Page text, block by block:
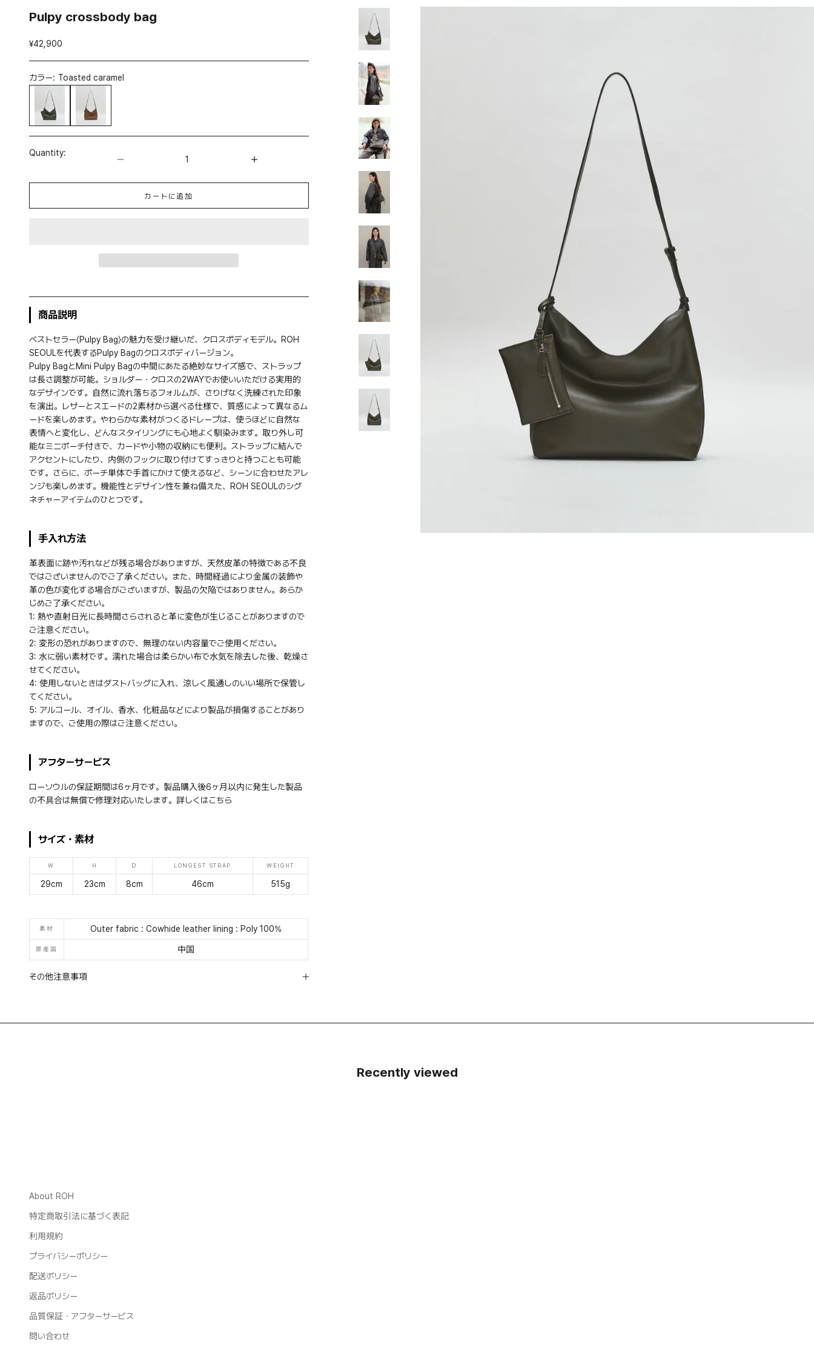
Pulpy crossbody bag
セール価格
¥42,900
カラー: Toasted caramel
Loden greenToasted caramel
Quantity:
カートに追加
商品説明
ベストセラー〈Pulpy Bag〉の魅力を受け継いだ、クロスボディモデル。ROH
SEOULを代表するPulpy Bagのクロスボディバージョン。
Pulpy BagとMini Pulpy Bagの中間にあたる絶妙なサイズ感で、ストラップ
は長さ調整が可能。ショルダー・クロスの2WAYでお使いいただける実用的
なデザインです。自然に流れ落ちるフォルムが、さりげなく洗練された印象
を演出。レザーとスエードの2素材から選べる仕様で、質感によって異なるム
ードを楽しめます。やわらかな素材がつくるドレープは、使うほどに自然な
表情へと変化し、どんなスタイリングにも心地よく馴染みます。取り外し可
能なミニポーチ付きで、カードや小物の収納にも便利。ストラップに結んで
アクセントにしたり、内側のフックに取り付けてすっきりと持つことも可能
です。さらに、ポーチ単体で手首にかけて使えるなど、シーンに合わせたアレ
ンジも楽しめます。機能性とデザイン性を兼ね備えた、ROH SEOULのシグ
ネチャーアイテムのひとつです。
手入れ方法
革表面に跡や汚れなどが残る場合がありますが、天然皮革の特徴である不良
ではございませんのでご了承ください。また、時間経過により金属の装飾や
革の色が変化する場合がございますが、製品の欠陥ではありません。あらか
じめご了承ください。
1: 熱や直射日光に長時間さらされると革に変色が生じることがありますので
ご注意ください。
2: 変形の恐れがありますので、無理のない内容量でご使用ください。
3: 水に弱い素材です。濡れた場合は柔らかい布で水気を除去した後、乾燥さ
せてください。
4: 使用しないときはダストバッグに入れ、涼しく風通しのいい場所で保管し
てください。
5: アルコール、オイル、香水、化粧品などにより製品が損傷することがあり
ますので、ご使用の際はご注意ください。
アフターサービス
ローソウルの保証期間は6ヶ月です。製品購入後6ヶ月以内に発生した製品
の不具合は無償で修理対応いたします。詳しくはこちら
サイズ・素材
W H D LONGEST STRAP WEIGHT
29cm 23cm 8cm 46cm 515g
素材 Outer fabric : Cowhide leather lining : Poly 100%
原産国 中国
その他注意事項
Recently viewed
About ROH
特定商取引法に基づく表記
利用規約
プライバシーポリシー
配送ポリシー
返品ポリシー
品質保証・アフターサービス
問い合わせ